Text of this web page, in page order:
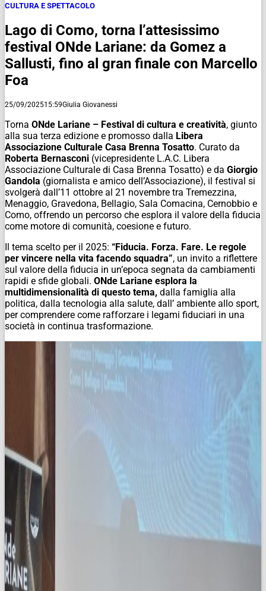
CULTURA E SPETTACOLO
Lago di Como, torna l’attesissimo
festival ONde Lariane: da Gomez a
Sallusti, fino al gran finale con Marcello
Foa
25/09/202515:59Giulia Giovanessi
Torna ONde Lariane – Festival di cultura e creatività, giunto
alla sua terza edizione e promosso dalla Libera
Associazione Culturale Casa Brenna Tosatto. Curato da
Roberta Bernasconi (vicepresidente L.A.C. Libera
Associazione Culturale di Casa Brenna Tosatto) e da Giorgio
Gandola (giornalista e amico dell’Associazione), il festival si
svolgerà dall’11 ottobre al 21 novembre tra Tremezzina,
Menaggio, Gravedona, Bellagio, Sala Comacina, Cernobbio e
Como, offrendo un percorso che esplora il valore della fiducia
come motore di comunità, coesione e futuro.
Il tema scelto per il 2025: “Fiducia. Forza. Fare. Le regole
per vincere nella vita facendo squadra”, un invito a riflettere
sul valore della fiducia in un’epoca segnata da cambiamenti
rapidi e sfide globali. ONde Lariane esplora la
multidimensionalità di questo tema, dalla famiglia alla
politica, dalla tecnologia alla salute, dall’ ambiente allo sport,
per comprendere come rafforzare i legami fiduciari in una
società in continua trasformazione.